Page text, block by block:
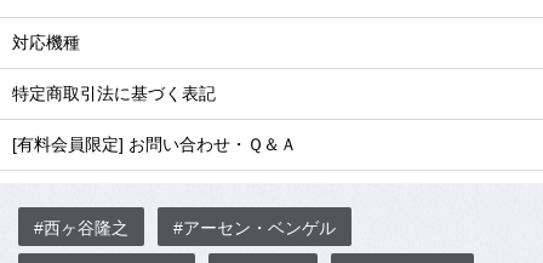
対応機種
特定商取引法に基づく表記
[有料会員限定] お問い合わせ・Ｑ＆Ａ
#西ヶ谷隆之 #アーセン・ベンゲル